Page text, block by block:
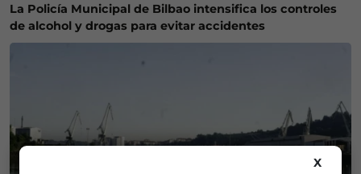
La Policía Municipal de Bilbao intensifica los controles
de alcohol y drogas para evitar accidentes
X